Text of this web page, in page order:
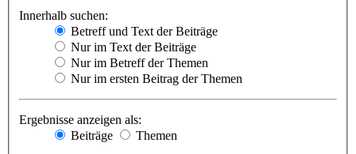
Innerhalb suchen:
Betreff und Text der Beiträge
Nur im Text der Beiträge
Nur im Betreff der Themen
Nur im ersten Beitrag der Themen
Ergebnisse anzeigen als:
Beiträge
Themen